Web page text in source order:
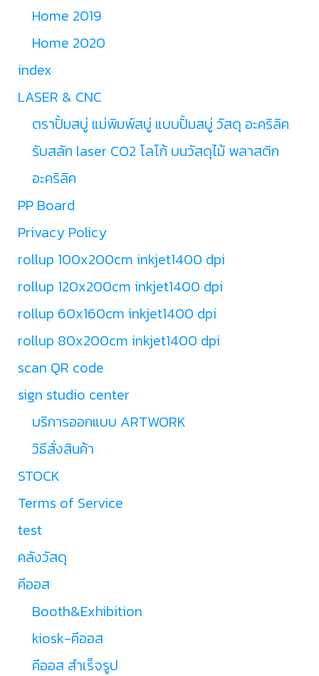
Home 2019
Home 2020
index
LASER & CNC
ตราปั้มสบู่ แม่พิมพ์สบู่ แบบปั้มสบู่ วัสดุ อะคริลิค
รับสลัก laser CO2 โลโก้ บนวัสดุไม้ พลาสติก
อะคริลิค
PP Board
Privacy Policy
rollup 100x200cm inkjet1400 dpi
rollup 120x200cm inkjet1400 dpi
rollup 60x160cm inkjet1400 dpi
rollup 80x200cm inkjet1400 dpi
scan QR code
sign studio center
บริการออกแบบ ARTWORK
วิธีสั่งสินค้า
STOCK
Terms of Service
test
คลังวัสดุ
คีออส
Booth&Exhibition
kiosk-คีออส
คีออส สำเร็จรูป